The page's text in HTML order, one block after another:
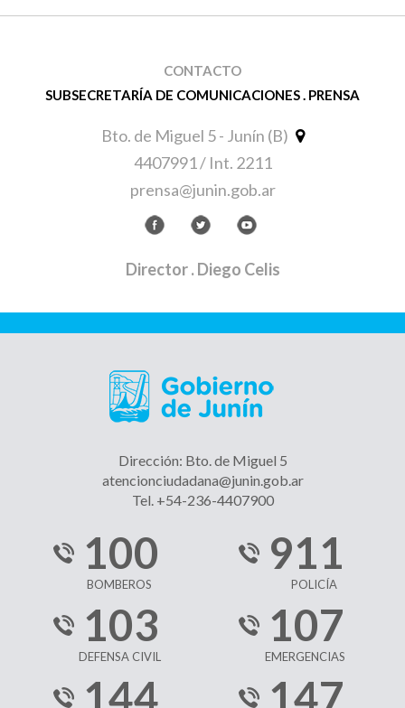
CONTACTO
SUBSECRETARÍA DE COMUNICACIONES . PRENSA
Bto. de Miguel 5 - Junín (B)
4407991 / Int. 2211
prensa@junin.gob.ar
Director. Diego Celis
Dirección: Bto. de Miguel 5
atencionciudadana@junin.gob.ar
Tel. +54-236-4407900
100
BOMBEROS
911
POLICÍA
103
DEFENSA CIVIL
107
EMERGENCIAS
144 147